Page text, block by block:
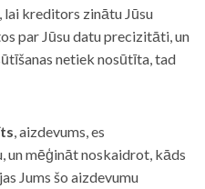
lai kreditors zinātu Jūsu
par Jūsu datu precizitāti, un
netiek nosūtīta, tad
, aizdevums, es
un mēģināt noskaidrot, kāds
Jums šo aizdevumu